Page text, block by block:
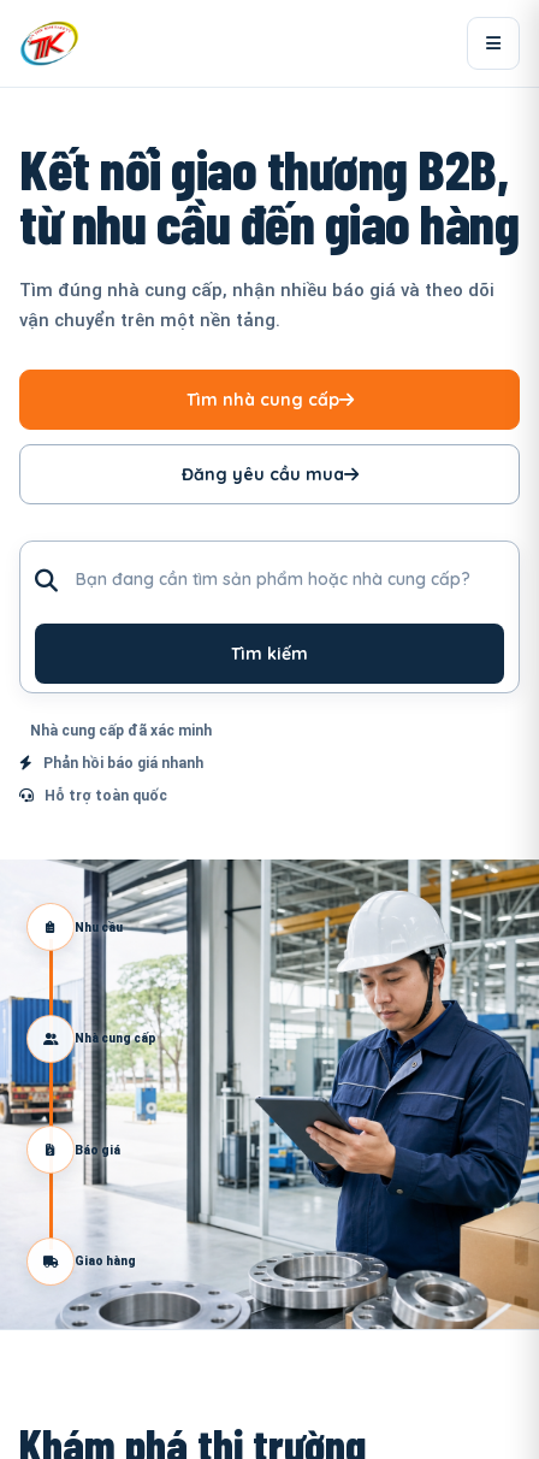
Kết nối giao thương B2B,
từ nhu cầu đến giao hàng
Tìm đúng nhà cung cấp, nhận nhiều báo giá và theo dõi
vận chuyển trên một nền tảng.
Tìm nhà cung cấp
Đăng yêu cầu mua
Tìm kiếm
Nhà cung cấp đã xác minh
Phản hồi báo giá nhanh
Hỗ trợ toàn quốc
Nhu cầu
Nhà cung cấp
Báo giá
Giao hàng
Khám phá thị trường